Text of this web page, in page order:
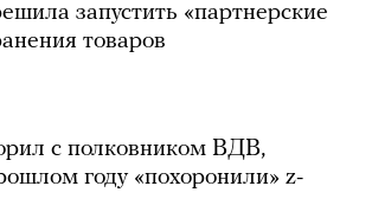
запустить «партнерские
товаров
с полковником ВДВ,
году «похоронили» z-